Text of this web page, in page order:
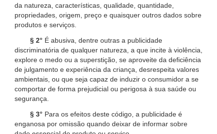
da natureza, características, qualidade, quantidade,
propriedades, origem, preço e quaisquer outros dados sobre
produtos e serviços.
§ 2° É abusiva, dentre outras a publicidade
discriminatória de qualquer natureza, a que incite à violência,
explore o medo ou a superstição, se aproveite da deficiência
de julgamento e experiência da criança, desrespeita valores
ambientais, ou que seja capaz de induzir o consumidor a se
comportar de forma prejudicial ou perigosa à sua saúde ou
segurança.
§ 3° Para os efeitos deste código, a publicidade é
enganosa por omissão quando deixar de informar sobre